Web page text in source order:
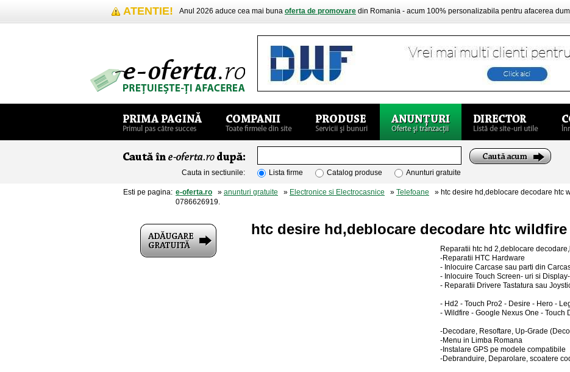
ATENTIE! Anul 2026 aduce cea mai buna oferta de promovare din Romania - acum 100% personalizabila pentru afacerea
Cauta in sectiunile: Lista firme Catalog produse Anunturi gratuite
Esti pe pagina: e-oferta.ro » anunturi gratuite » Electronice si Electrocasnice » Telefoane » htc desire hd,deblocare decodare htc
0786626919.
htc desire hd,deblocare decodare htc wildfire
Reparatii htc hd 2,deblocare
-Reparatii HTC Hardware
- Inlocuire Carcase sau parti din
- Inlocuire Touch Screen- uri si
- Reparatii Drivere Tastatura sau
- Hd2 - Touch Pro2 - Desire - Hero -
- Wildfire - Google Nexus One - Touch
-Decodare, Resoftare, Up-Grade
-Menu in Limba Romana
-Instalare GPS pe modele compatibile
-Debranduire, Deparolare, scoatere